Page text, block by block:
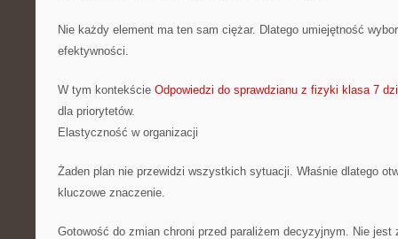
Nie każdy element ma ten sam ciężar. Dlatego umiejętność
efektywności.
W tym kontekście Odpowiedzi do sprawdzianu z fizyki klasa 7
dla priorytetów.
Elastyczność w organizacji
Żaden plan nie przewidzi wszystkich sytuacji. Właśnie dlatego
kluczowe znaczenie.
Gotowość do zmian chroni przed paraliżem decyzyjnym. Nie jest